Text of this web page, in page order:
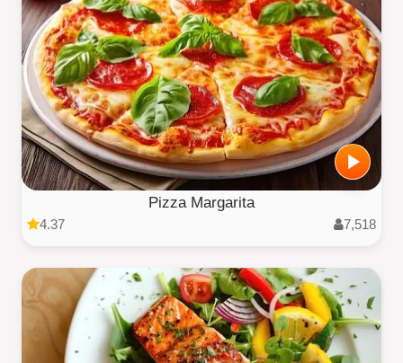
Pizza Margarita
4.37 7,518